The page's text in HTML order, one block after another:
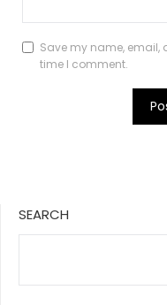
Save my name, email,
time I comment.
SEARCH